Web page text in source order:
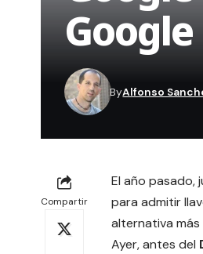
Google
ByAlfonso
Compartir
El año pasado,
para admitir
alternativa más
Ayer, antes del